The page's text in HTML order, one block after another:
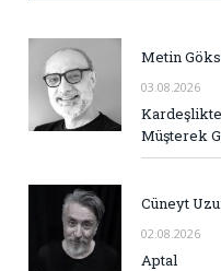
Metin
03.08.2026
Müşterek
Cüneyt
02.08.2026
Aptal